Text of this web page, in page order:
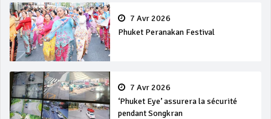
7 Avr 2026
Phuket Peranakan Festival
7 Avr 2026
‘Phuket Eye’ assurera la sécurité
pendant Songkran